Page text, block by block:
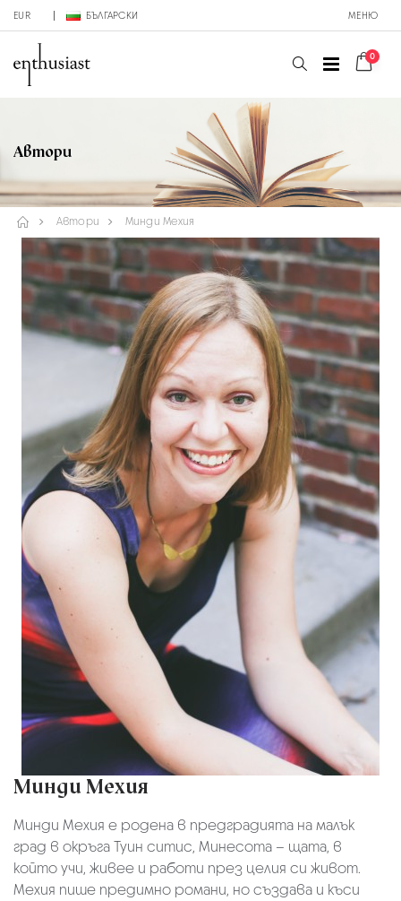
EUR БЪЛГАРСКИ МЕНЮ
0
Автори
Автори Минди Мехия
Минди Мехия
Минди Мехия е родена в предградията на малък
град в окръга Туин ситис, Минесота – щата, в
който учи, живее и работи през целия си живот.
Мехия пише предимно романи, но създава и къси